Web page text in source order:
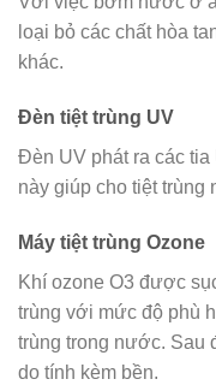
loại bỏ các chất hòa
khác.
Đèn tiệt trùng UV
Đèn UV phát ra các
này giúp cho tiệt trùng
Máy tiệt trùng Ozone
Khí ozone O3 được
trùng với mức độ phù
trùng trong nước. Sau
do tính kèm bền.